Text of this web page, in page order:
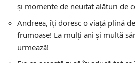
și momente de neuitat alături de
Andreea, îți doresc o viață plină
frumoase! La mulți ani și multă
urmează!